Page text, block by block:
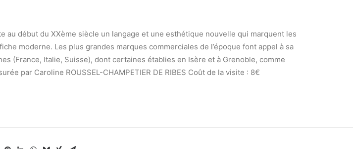
au début du XXème siècle un langage et une esthétique nouvelle qui marquent les
moderne. Les plus grandes marques commerciales de l’époque font appel à sa
(France, Italie, Suisse), dont certaines établies en Isère et à Grenoble, comme
par Caroline ROUSSEL-CHAMPETIER DE RIBES Coût de la visite : 8€